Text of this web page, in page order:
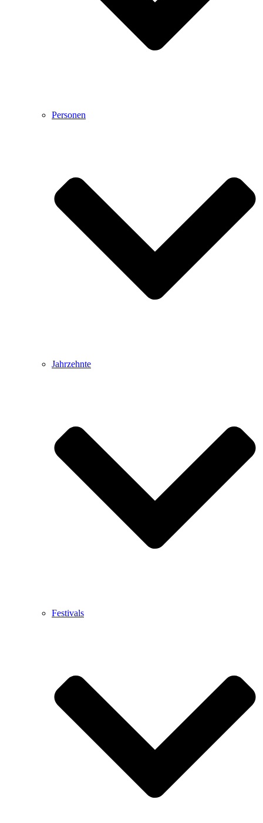
Personen
Jahrzehnte
Festivals